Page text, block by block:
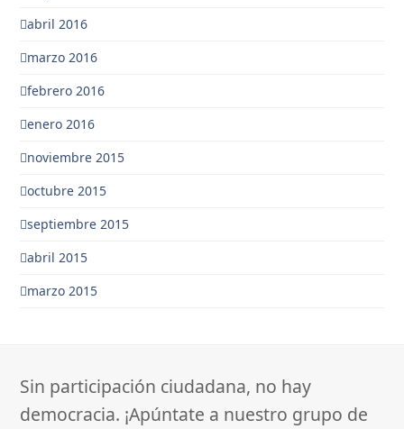
abril 2016
marzo 2016
febrero 2016
enero 2016
noviembre 2015
octubre 2015
septiembre 2015
abril 2015
marzo 2015
Sin participación ciudadana, no hay
democracia. ¡Apúntate a nuestro grupo de